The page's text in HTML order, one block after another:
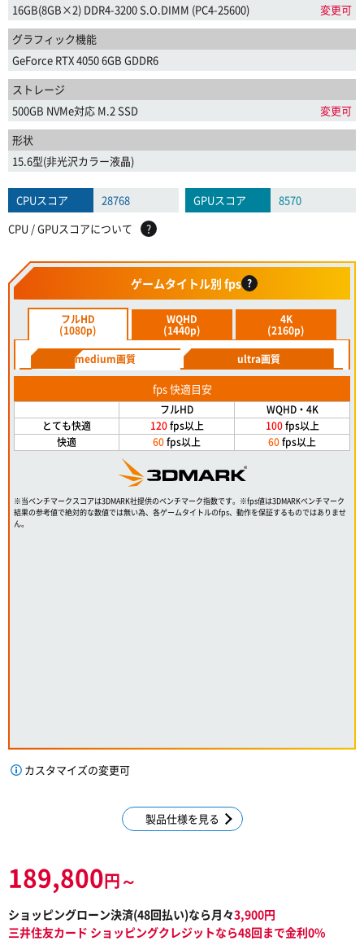
16GB(8GB×2) DDR4-3200 S.O.DIMM (PC4-25600)
変更可
グラフィック機能
GeForce RTX 4050 6GB GDDR6
ストレージ
500GB NVMe対応 M.2 SSD
変更可
形状
15.6型(非光沢カラー液晶)
CPUスコア 28768 GPUスコア
8570
CPU / GPUスコアについて
?
ゲームタイトル別 fps ?
フルHD
(1080p)
WQHD
(1440p)
4K
(2160p)
medium画質
ultra画質
fps 快適目安
フルHD
WQHD・4K
とても快適
120fps以上 100fps以上
快適
60fps以上 60fps以上
※当ベンチマークスコアは3DMARK社提供のベンチマーク指数です。※fps値は3DMARKベンチマーク
結果の参考値で絶対的な数値では無い為、各ゲームタイトルのfps、動作を保証するものではありませ
ん。
カスタマイズの変更可
製品仕様を見る
189,800円～
ショッピングローン決済(48回払い)なら月々3,900円
三井住友カード ショッピングクレジットなら48回まで金利0%